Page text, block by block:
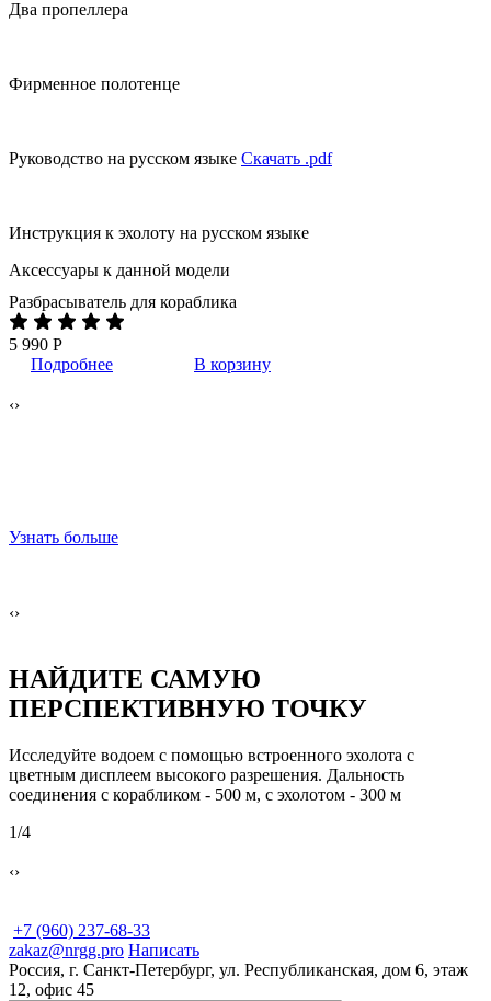
Два пропеллера
Фирменное полотенце
Руководство на русском языке Скачать .pdf
Инструкция к эхолоту на русском языке
Аксессуары к данной модели
Разбрасыватель для кораблика
5 990 Р
Подробнее
В корзину
‹›
Узнать больше
‹›
НАЙДИТЕ САМУЮ
ПЕРСПЕКТИВНУЮ ТОЧКУ
Исследуйте водоем с помощью встроенного эхолота с
цветным дисплеем высокого разрешения. Дальность
соединения с корабликом - 500 м, с эхолотом - 300 м
1/4
‹›
+7 (960) 237-68-33
zakaz@nrgg.pro Написать
Россия, г. Санкт-Петербург, ул. Республиканская, дом 6, этаж
12, офис 45